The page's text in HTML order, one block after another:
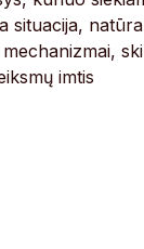
situacija,
imtis